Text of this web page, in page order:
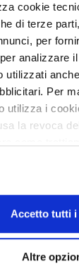
cookie
di terze
per
analizzare
utilizzati
Per
utilizza i
la revoca
completa e
ricordiamo
su
Accetto tutti i
Altre
città,